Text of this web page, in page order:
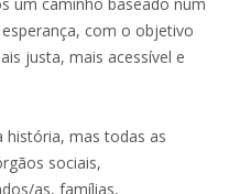
com o objetivo
justa, mais acessível e
história, mas todas as
sociais,
as, famílias,